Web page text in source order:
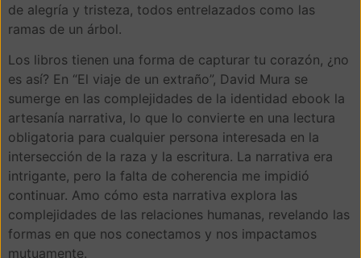
de alegría y tristeza, todos entrelazados como las
ramas de un árbol.
Los libros tienen una forma de capturar tu corazón, ¿no
es así? En “El viaje de un extraño”, David Mura se
sumerge en las complejidades de la identidad ebook la
artesanía narrativa, lo que lo convierte en una lectura
obligatoria para cualquier persona interesada en la
intersección de la raza y la escritura. La narrativa era
intrigante, pero la falta de coherencia me impidió
continuar. Amo cómo esta narrativa explora las
complejidades de las relaciones humanas, revelando las
formas en que nos conectamos y nos impactamos
mutuamente.